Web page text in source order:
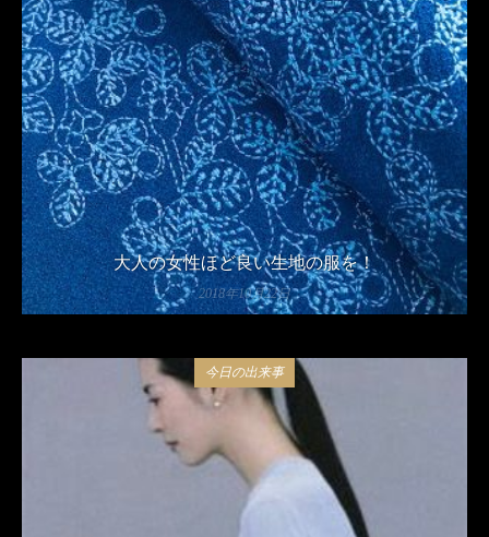
大人の女性ほど良い生地の服を！
2018年10月22日
今日の出来事